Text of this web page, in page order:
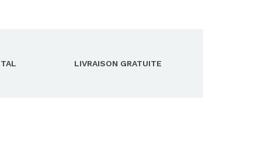
LIVRAISON GRATUITE